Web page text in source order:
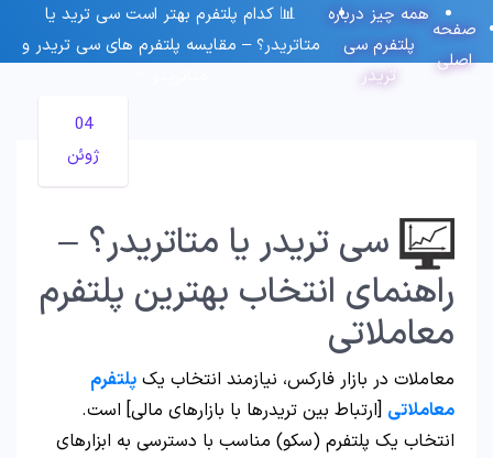
صفحه
اصلی
همه چیز درباره
پلتفرم سی
تریدر
📊 کدام پلتفرم بهتر است سی ترید یا
متاتریدر؟ – مقایسه پلتفرم های سی تریدر و
04
ژوئن
سی تریدر یا متاتریدر؟ –
راهنمای انتخاب بهترین پلتفرم
معاملاتی
معاملات در بازار فارکس، نیازمند انتخاب یک پلتفرم
معاملاتی [ارتباط بین تریدرها با بازارهای مالی] است.
انتخاب یک پلتفرم (سکو) مناسب با دسترسی به ابزارهای